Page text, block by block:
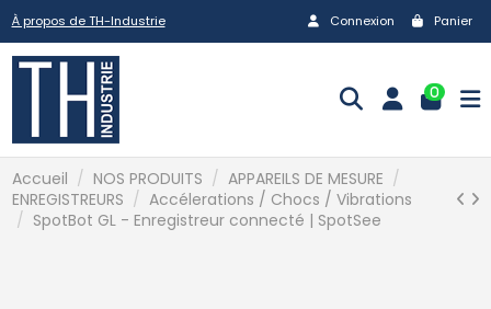
À propos de TH-Industrie Connexion Panier
0
Accueil NOS PRODUITS
APPAREILS DE MESURE
ENREGISTREURS
Accélerations / Chocs / Vibrations
SpotBot GL - Enregistreur connecté | SpotSee